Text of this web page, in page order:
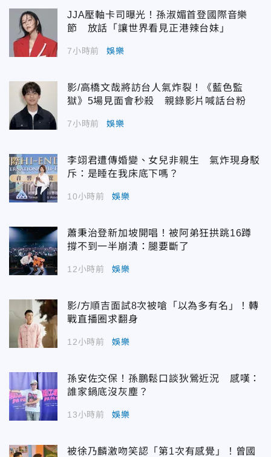
JJA壓軸卡司曝光！孫淑媚首登國際音樂
節 放話「讓世界看見正港辣台妹」
7小時前 娛樂
影/高橋文哉將訪台人氣炸裂！《藍色監
獄》5場見面會秒殺 親錄影片喊話台粉
7小時前 娛樂
李翊君遭傳婚變、女兒非親生 氣炸現身駁
斥：是睡在我床底下嗎？
10小時前 娛樂
蕭秉治登新加坡開唱！被阿弟狂拱跳16蹲
撐不到一半崩潰：腿要斷了
12小時前 娛樂
影/方順吉面試8次被嗆「以為多有名」！轉
戰直播圈求翻身
12小時前 娛樂
孫安佐交保！孫鵬鬆口談狄鶯近況 感嘆：
誰家鍋底沒灰塵？
13小時前 娛樂
被徐乃麟激吻笑認「第1次有感覺」！曾國